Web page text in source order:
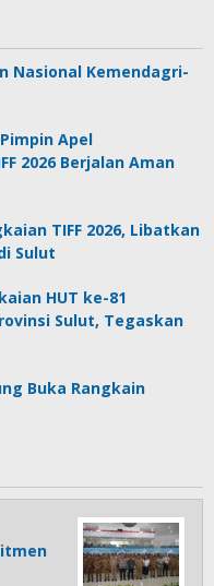
Nasional Kemendagri-
Apel
2026 Berjalan Aman
TIFF 2026, Libatkan
Sulut
HUT ke-81
Sulut, Tegaskan
Buka Rangkain